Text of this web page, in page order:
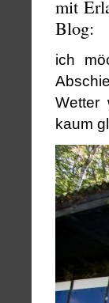
mit
Blog:
ich
Wetter
kaum